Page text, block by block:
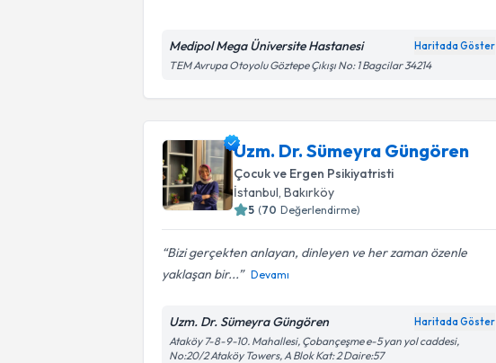
Medipol Mega Üniversite Hastanesi Haritada Göster
TEM Avrupa Otoyolu Göztepe Çıkışı No: 1 Bagcilar 34214
Uzm. Dr. Sümeyra Güngören
Çocuk ve Ergen Psikiyatristi
İstanbul , Bakırköy
5 (70 Değerlendirme)
Bizi gerçekten anlayan, dinleyen ve her zaman özenle
yaklaşan bir...
Devamı
Uzm. Dr. Sümeyra Güngören Haritada Göster
Ataköy 7-8-9-10. Mahallesi, Çobançeşme e-5 yan yol caddesi,
No:20/2 Ataköy Towers, A Blok Kat: 2 Daire:57